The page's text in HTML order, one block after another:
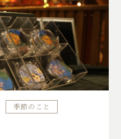
季節のこと